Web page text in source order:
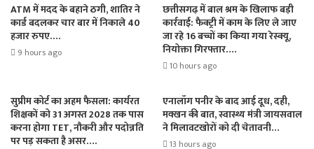
ATM में मदद के बहाने ठगी, शातिर ने
कार्ड बदलकर चार बार में निकाले 40
हजार रुपए….
9 hours ago
छत्तीसगढ़ में बाल श्रम के खिलाफ बड़ी
कार्रवाई: फैक्ट्री में काम के लिए ले जाए
जा रहे 16 बच्चों का किया गया रेस्क्यू,
नियोक्ता गिरफ्तार….
10 hours ago
सुप्रीम कोर्ट का अहम फैसला: कार्यरत
शिक्षकों को 31 अगस्त 2028 तक पास
करना होगा TET, नौकरी और पदोन्नति
पर पड़ सकता है असर….
एनालॉग पनीर के बाद आई दूध, दही,
मक्खन की बात, स्वास्थ्य मंत्री जायसवाल
ने मिलावटखोरों को दी चेतावनी…
13 hours ago